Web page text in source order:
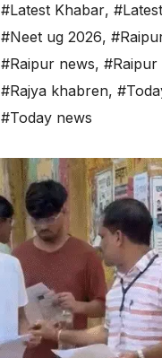
#Latest Khabar,
#Neet ug 2026,
#Raipur news, #Raipur
#Rajya khabren,
#Today news